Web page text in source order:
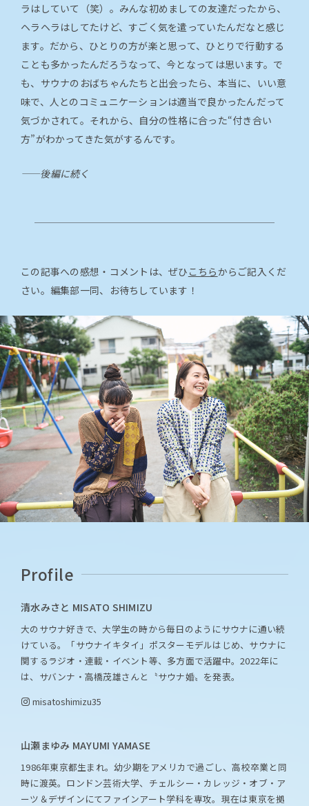
ラはしていて（笑）。みんな初めましての友達だったから、
ヘラヘラはしてたけど、すごく気を遣っていたんだなと感じ
ます。だから、ひとりの方が楽と思って、ひとりで行動する
ことも多かったんだろうなって、今となっては思います。で
も、サウナのおばちゃんたちと出会ったら、本当に、いい意
味で、人とのコミュニケーションは適当で良かったんだって
気づかされて。それから、自分の性格に合った“付き合い
方”がわかってきた気がするんです。
――後編に続く
この記事への感想・コメントは、ぜひ こちらからご記入くだ
さい。編集部一同、お待ちしています！
Profile
清水みさと MISATO SHIMIZU
大のサウナ好きで、大学生の時から毎日のようにサウナに通い続
けている。「サウナイキタイ」ポスターモデルはじめ、サウナに
関するラジオ・連載・イベント等、多方面で活躍中。2022年に
は、サバンナ・高橋茂雄さんと〝サウナ婚〟を発表。
misatoshimizu35
山瀬まゆみ MAYUMI YAMASE
1986年東京都生まれ。幼少期をアメリカで過ごし、高校卒業と同
時に渡英。ロンドン芸術大学、チェルシー・カレッジ・オブ・ア
ーツ＆デザインにてファインアート学科を専攻。現在は東京を拠